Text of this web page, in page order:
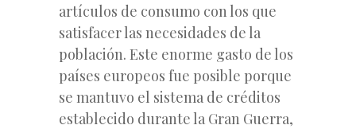
artículos de consumo con los que
satisfacer las necesidades de la
población. Este enorme gasto de los
países europeos fue posible porque
se mantuvo el sistema de créditos
establecido durante la Gran Guerra,